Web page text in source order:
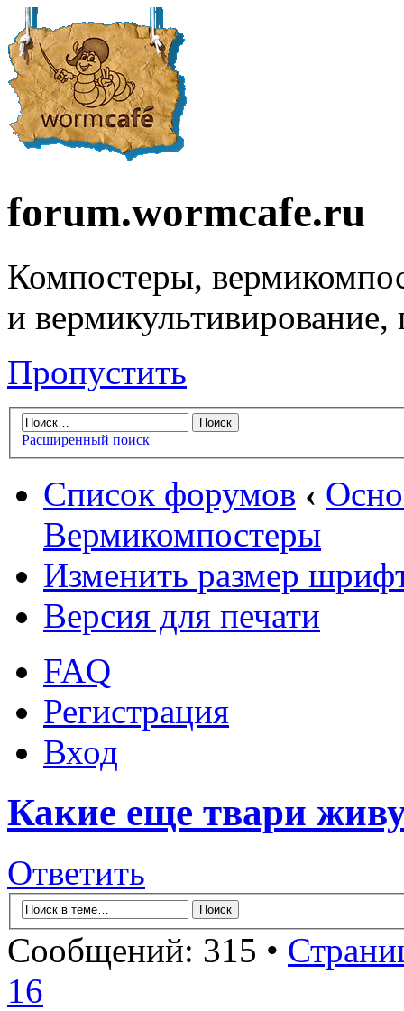
forum.wormcafe.ru
Компостеры,
и
Пропустить
Расширенный поиск
Список форумов ‹
Вермикомпостеры
Изменить размер
Версия для печати
FAQ
Регистрация
Вход
Какие еще твари
Ответить
Сообщений: 315 •
16